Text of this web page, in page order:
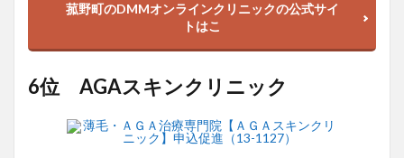
菰野町のDMMオンラインクリニックの公式サイ
トはこ
6位 AGAスキンクリニック